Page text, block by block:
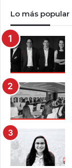
Lo más popular